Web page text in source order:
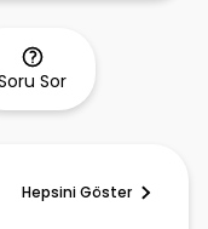
Sor
Hepsini Göster